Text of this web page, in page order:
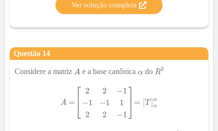
Ver solução completa
Questão 14
Considere a matriz e a base canônica do